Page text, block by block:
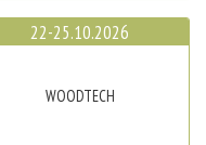
22-25.10.2026
WOODTECH